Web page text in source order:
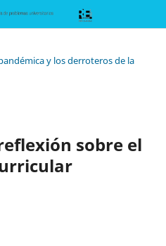
y los derroteros de la
sobre el